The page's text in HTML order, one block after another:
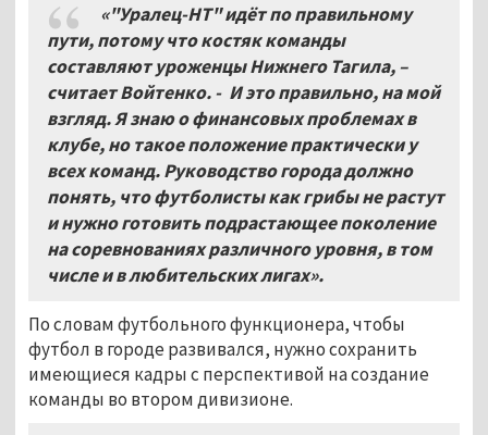
«"Уралец-НТ" идёт по правильному
пути, потому что костяк команды
составляют уроженцы Нижнего Тагила, –
считает Войтенко. - И это правильно, на мой
взгляд. Я знаю о финансовых проблемах в
клубе, но такое положение практически у
всех команд. Руководство города должно
понять, что футболисты как грибы не растут
и нужно готовить подрастающее поколение
на соревнованиях различного уровня, в том
числе и в любительских лигах».
По словам футбольного функционера, чтобы
футбол в городе развивался, нужно сохранить
имеющиеся кадры с перспективой на создание
команды во втором дивизионе.